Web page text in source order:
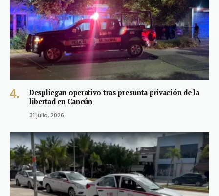
Despliegan operativo tras presunta privación de la
libertad en Cancún
31 julio, 2026